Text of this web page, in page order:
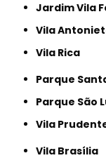
Jardim Vila
Vila
Vila Rica
Parque
Parque São
Vila
Vila Brasília